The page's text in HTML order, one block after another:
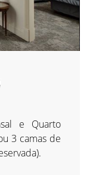
e Quarto
3 camas de